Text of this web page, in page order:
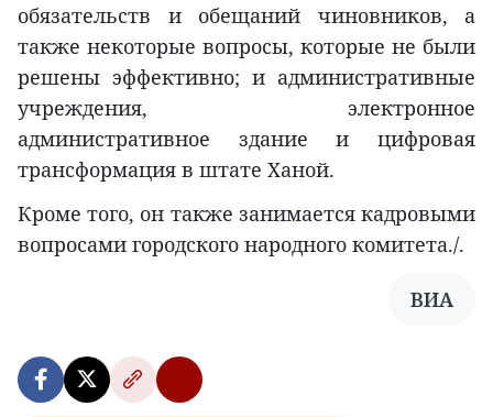
обязательств и обещаний чиновников, а
также некоторые вопросы, которые не были
решены эффективно; и административные
учреждения, электронное
административное здание и цифровая
трансформация в штате Ханой.
Кроме того, он также занимается кадровыми
вопросами городского народного комитета./.
ВИА